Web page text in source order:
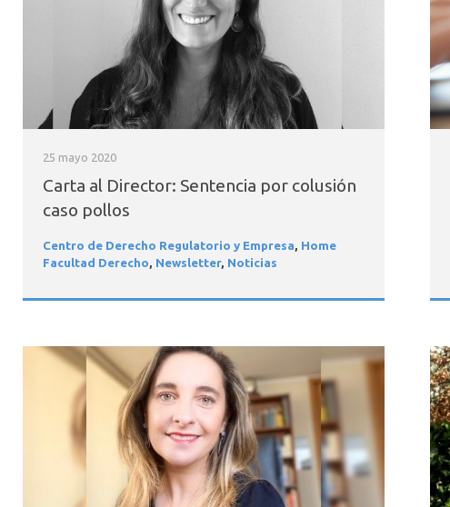
25 mayo 2020
Carta al Director: Sentencia por colusión
caso pollos
Centro de Derecho Regulatorio y Empresa, Home
Facultad Derecho, Newsletter, Noticias